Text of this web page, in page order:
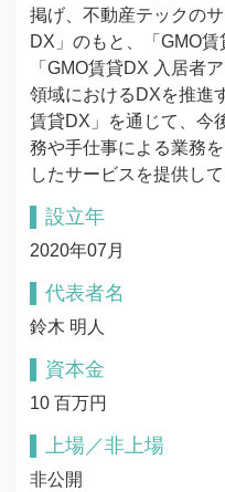
掲げ、不動産テックの
DX」のもと、「GMO
「GMO賃貸DX 入居者
領域におけるDXを推進
賃貸DX」を通じて、今
務や手仕事による業務
したサービスを提供して
設立年
2020年07月
代表者名
鈴木 明人
資本金
10 百万円
上場／非上場
非公開